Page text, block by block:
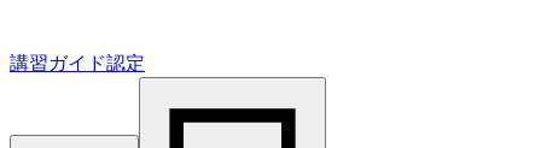
講習ガイド認定